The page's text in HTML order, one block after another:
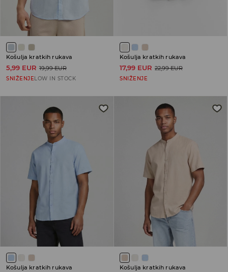
Košulja kratkih rukava
5,99 EUR 19,99 EUR
SNIŽENJELOW IN STOCK
Košulja kratkih rukava
17,99 EUR 22,99 EUR
SNIŽENJE
Košulja kratkih rukava Košulja kratkih rukava